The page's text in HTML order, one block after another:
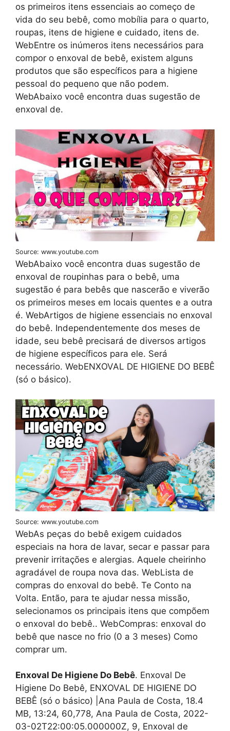
os primeiros itens essenciais ao começo de
vida do seu bebê, como mobília para o quarto,
roupas, itens de higiene e cuidado, itens de.
WebEntre os inúmeros itens necessários para
compor o enxoval de bebê, existem alguns
produtos que são específicos para a higiene
pessoal do pequeno que não podem.
WebAbaixo você encontra duas sugestão de
enxoval de.
Source: www.youtube.com
WebAbaixo você encontra duas sugestão de
enxoval de roupinhas para o bebê, uma
sugestão é para bebês que nascerão e viverão
os primeiros meses em locais quentes e a outra
é. WebArtigos de higiene essenciais no enxoval
do bebê. Independentemente dos meses de
idade, seu bebê precisará de diversos artigos
de higiene específicos para ele. Será
necessário. WebENXOVAL DE HIGIENE DO BEBÊ
(só o básico).
Source: www.youtube.com
WebAs peças do bebê exigem cuidados
especiais na hora de lavar, secar e passar para
prevenir irritações e alergias. Aquele cheirinho
agradável de roupa nova das. WebLista de
compras do enxoval do bebê. Te Conto na
Volta. Então, para te ajudar nessa missão,
selecionamos os principais itens que compõem
o enxoval do bebê.. WebCompras: enxoval do
bebê que nasce no frio (0 a 3 meses) Como
comprar um.
Enxoval De Higiene Do Bebê. Enxoval De
Higiene Do Bebê, ENXOVAL DE HIGIENE DO
BEBÊ (só o básico) |Ana Paula de Costa, 18.4
MB, 13:24, 60,778, Ana Paula de Costa, 2022-
03-02T22:00:05.000000Z, 9, Enxoval de